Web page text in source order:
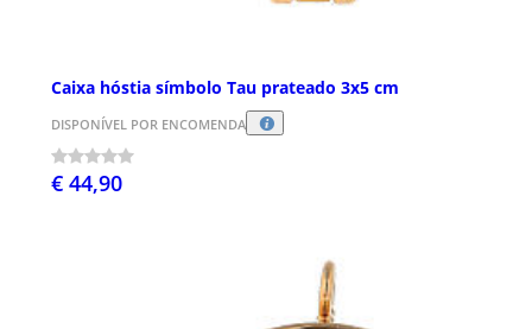
Caixa hóstia símbolo Tau prateado 3x5 cm
DISPONÍVEL POR ENCOMENDA
€ 44,90